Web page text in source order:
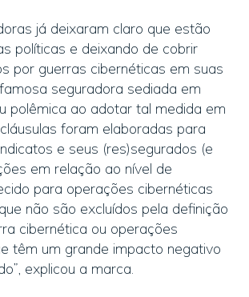
já deixaram claro que estão
políticas e deixando de cobrir
por guerras cibernéticas em suas
seguradora sediada em
polêmica ao adotar tal medida em
foram elaboradas para
e seus (res)segurados (e
em relação ao nível de
para operações cibernéticas
não são excluídos pela definição
cibernética ou operações
têm um grande impacto negativo
explicou a marca.